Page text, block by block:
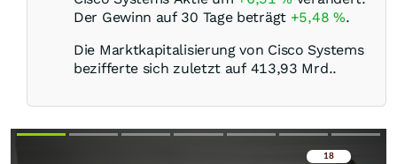
Der Gewinn auf 30 Tage beträgt +5,48 %.
Die Marktkapitalisierung von Cisco Systems
bezifferte sich zuletzt auf 413,93 Mrd..